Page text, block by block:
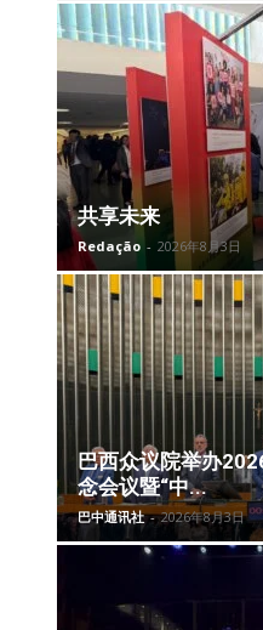
共享未来
Redação - 2026年8月3日
巴西众议院举办
念会议暨“中...
巴中通讯社 - 2026年8月3日